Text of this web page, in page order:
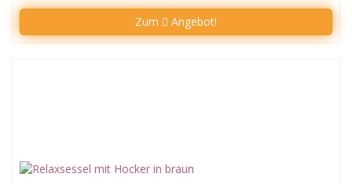
Zum Angebot!